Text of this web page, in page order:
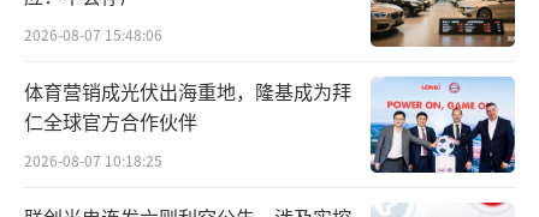
意义不大，但该院对短期住院患者，一次住院
多次开展“糖化血红蛋白”检测。又如“C-反
应蛋白”与“超敏C反应蛋白”均可评估感染程
度，临床意义基本相同，一般根据需要选择其
一进行检测，但该院对大量患者同时开展上述
2026-08-07 15:48:06
体育营销成光伏出海重地，隆基成为拜
仁全球官方合作伙伴
2026-08-07 10:18:25